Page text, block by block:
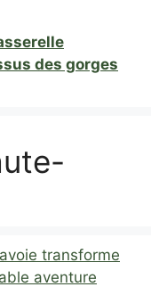
des gorges
transforme
aventure